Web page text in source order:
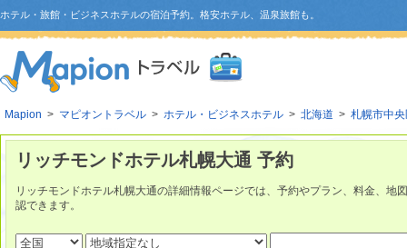
ホテル・旅館・ビジネスホテルの宿泊予約。格安ホテル、温泉旅館も。
Mapion > マピオントラベル > ホテル・ビジネスホテル > 北海道 > 札幌市中
リッチモンドホテル札幌大通 予約
リッチモンドホテル札幌大通の詳細情報ページでは、予約やプラン、料金、地
認できます。